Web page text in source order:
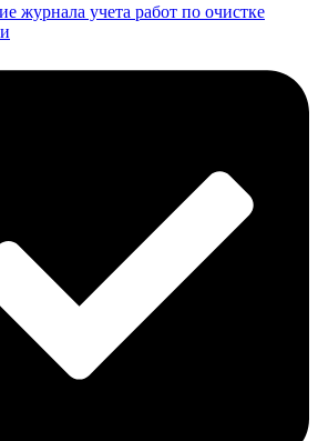
журнала учета работ по очистке